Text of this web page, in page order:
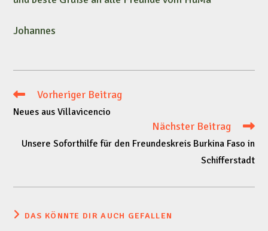
Johannes
Weitere
ansehen
Vorheriger Beitrag
Neues aus Villavicencio
Nächster Beitrag
Unsere Soforthilfe für den Freundeskreis Burkina Faso in
Schifferstadt
DAS KÖNNTE DIR AUCH GEFALLEN